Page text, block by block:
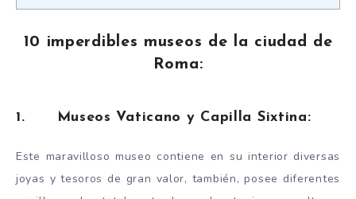
10 imperdibles museos de la ciudad de
Roma:
1. Museos Vaticano y Capilla Sixtina:
Este maravilloso museo contiene en su interior diversas
joyas y tesoros de gran valor, también, posee diferentes